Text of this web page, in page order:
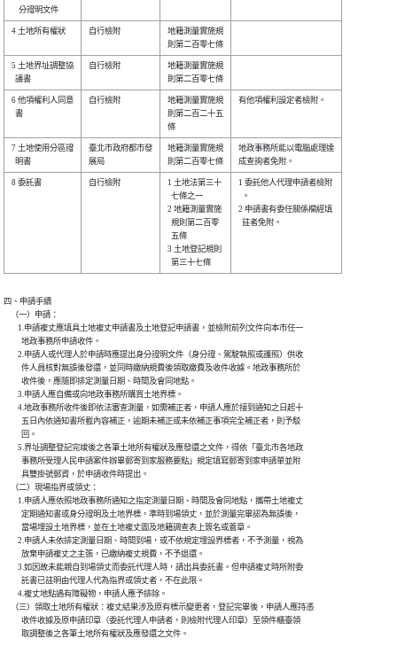
4 土地所有權狀 自行檢附
地籍測量實施規
5 土地界址調整協
自行檢附
地籍測量實施規
6 他項權利人同意
自行檢附
地籍測量實施規
則第二百二十五
有他項權利設定者檢附。
7 土地使用分區證
臺北市政府都市發
地籍測量實施規
地政事務所能以電腦處理達
8 委託書 自行檢附
1 土地法第三十
2 地籍測量實施
3 土地登記規則
1 委託他人代理申請者檢附
2 申請書有委任關係欄經填
四、申請手續
    （一）申請：
        1.申請複丈應填具土地複丈申請書及土地登記申請書，並檢附前列文件向本市任一
          地政事務所申請收件。
        2.申請人或代理人於申請時應提出身分證明文件（身分證、駕駛執照或護照）供收
          件人員核對無誤後發還，並同時繳納規費後領取繳費及收件收據。地政事務所於
          收件後，應隨即排定測量日期、時間及會同地點。
        3.申請人應自備或向地政事務所購買土地界標。
        4.地政事務所收件後即依法審查測量，如需補正者，申請人應於接到通知之日起十
          五日內依通知書所載內容補正，逾期未補正或未依補正事項完全補正者，則予駁
          回。
        5.界址調整登記完竣後之各筆土地所有權狀及應發還之文件，得依「臺北市各地政
          事務所受理人民申請案件辦畢郵寄到家服務要點」規定填寫郵寄到家申請單並附
          具雙掛號郵資，於申請收件時提出。
    （二）現場指界或領丈：
        1.申請人應依照地政事務所通知之指定測量日期、時間及會同地點，攜帶土地複丈
          定期通知書或身分證明及土地界標，準時到場領丈，並於測量完畢認為無誤後，
          當場埋設土地界標，並在土地複丈圖及地籍調查表上簽名或蓋章。
        2.申請人未依排定測量日期、時間到場，或不依規定埋設界標者，不予測量，視為
          放棄申請複丈之主張，已繳納複丈規費，不予退還。
        3.如因故未能親自到場領丈而委託代理人時，請出具委託書。但申請複丈時所附委
          託書已註明由代理人代為指界或領丈者，不在此限。
        4.複丈地點遇有障礙物，申請人應予排除。
    （三）領取土地所有權狀：複丈結果涉及原有標示變更者，登記完畢後，申請人應持憑
          收件收據及原申請印章（委託代理人申請者，則檢附代理人印章）至領件櫃臺領
          取調整後之各筆土地所有權狀及應發還之文件。